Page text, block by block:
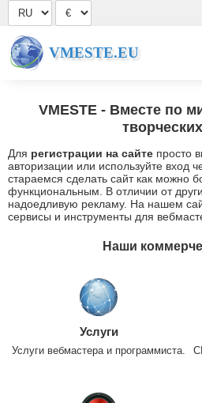
VMESTE.EU
VMESTE - Вместе по
Для регистрации на сайте просто
авторизации или используйте вход
стараемся сделать сайт как можно
функциональным. В отличии от
надоедливую рекламу. На нашем
сервисы и инструменты для
Наши
Услуги
Услуги вебмастера и программиста.